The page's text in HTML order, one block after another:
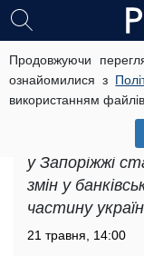
Продовжуючи
ознайомилися з
використанням
Обмеження
червня у
нові ліміти
Обмеження на
у Запоріжжі
змін у
частину
21 травня, 14:00